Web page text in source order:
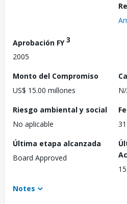
Aprobación FY3
2005
Monto del Compromiso
US$ 15.00 millones
Riesgo ambiental y social
No aplicable
Última etapa alcanzada
Board Approved
Notes